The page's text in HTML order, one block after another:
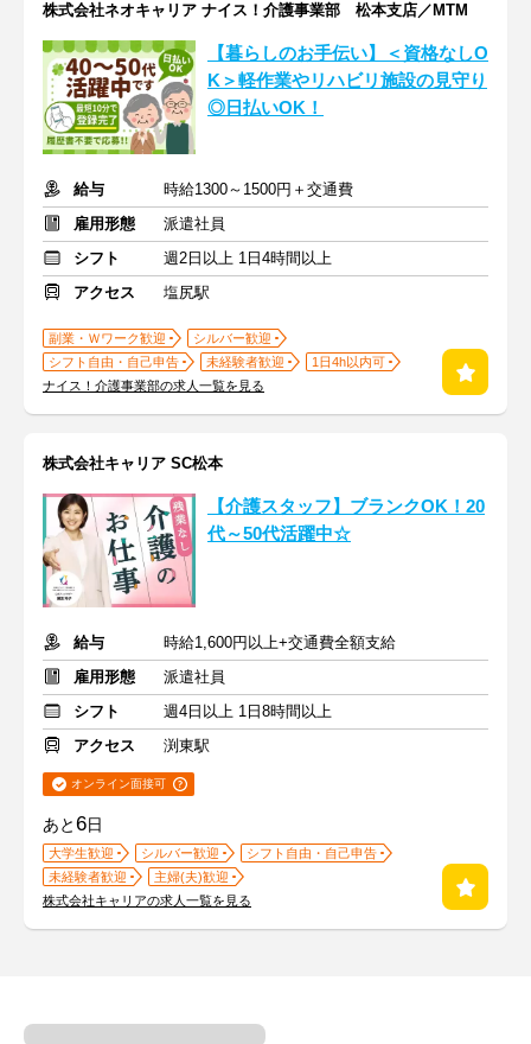
株式会社ネオキャリア ナイス！介護事業部 松本支店／MTM
【暮らしのお手伝い】＜資格なしO
K＞軽作業やリハビリ施設の見守り
◎日払いOK！
給与
時給1300～1500円＋交通費
雇用形態
派遣社員
シフト
週2日以上 1日4時間以上
アクセス
塩尻駅
副業・Ｗワーク歓迎
シルバー歓迎
シフト自由・自己申告
未経験者歓迎
1日4h以内可
ナイス！介護事業部の求人一覧を見る
株式会社キャリア SC松本
【介護スタッフ】ブランクOK！20
代～50代活躍中☆
給与
時給1,600円以上+交通費全額支給
雇用形態
派遣社員
シフト
週4日以上 1日8時間以上
アクセス
渕東駅
オンライン面接可
あと6日
大学生歓迎 シルバー歓迎
シフト自由・自己申告
未経験者歓迎
主婦(夫)歓迎
株式会社キャリアの求人一覧を見る